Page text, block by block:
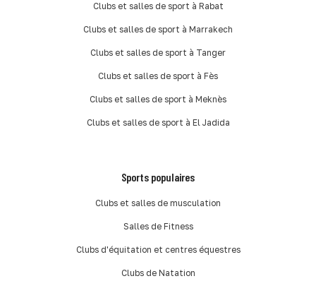
Clubs et salles de sport à Rabat
Clubs et salles de sport à Marrakech
Clubs et salles de sport à Tanger
Clubs et salles de sport à Fès
Clubs et salles de sport à Meknès
Clubs et salles de sport à El Jadida
Sports populaires
Clubs et salles de musculation
Salles de Fitness
Clubs d'équitation et centres équestres
Clubs de Natation